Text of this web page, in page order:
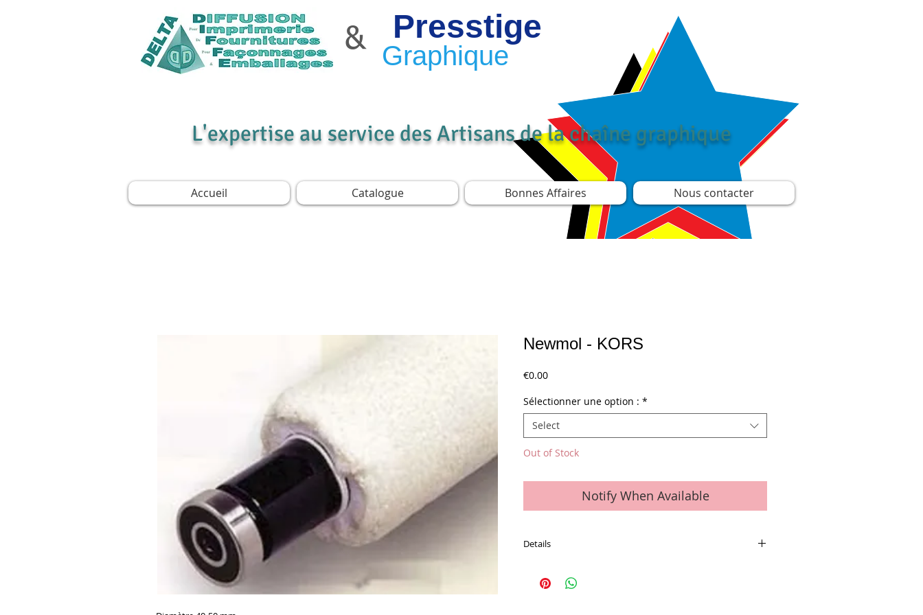
& Presstige
Graphique
L'expertise au service des Artisans de la chaîne graphique
Accueil Catalogue Bonnes Affaires Nous contacter
Newmol - KORS
€0.00Price
Sélectionner une option : *
Select
Out of Stock
Notify When Available
Details